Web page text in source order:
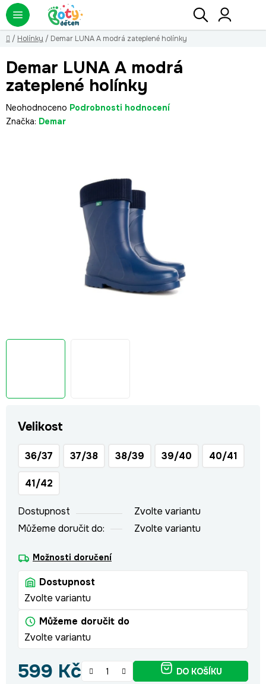
Přejít
na
obsah
Hledat
Domů
/ Holínky / Demar LUNA A modrá zateplené holínky
Velikost
36/37 37/38 38/39 39/40 40/41
41/42
Dostupnost
Zvolte variantu
Můžeme doručit do:
Zvolte variantu
Možnosti doručení
Dostupnost
Zvolte variantu
Můžeme doručit do
Zvolte variantu
599 Kč DO KOŠÍKU
Demar LUNA A modrá
zateplené holínky
Průměrné
hodnocení
Neohodnoceno Podrobnosti hodnocení
Značka: Demar